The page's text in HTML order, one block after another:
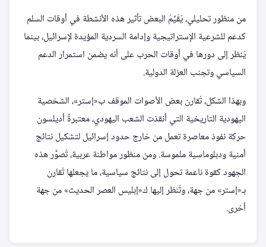
من منظور تحليلي، يُقَيِّمُ البعض تأثير هذه الأنشطة في أوقات السلم
كدعم للشرعية الإستراتيجية وإدامة السردية المؤيدة لإسرائيل، بينما
يُنظر إلى دورها في أوقات الحرب على أنه يضمن استمرار الدعم
السياسي وتجنب العزلة الدولية.
وبهذا الشكل، تُقارن بعض الأصوات الموقف ب«إستر»، الشخصية
اليهودية التاريخية التي أنقذت الشعب اليهودي، معتبرةً أديلسون
حركة نفوذ معاصرة تعمل من خارج حدود إسرائيل لتشكيل نتائج
أمنية ودبلوماسية ملموسة. ومن منظور مواطنة عربية، تُصوَّر هذه
الجهود كقوة ناعمة تحول إلى نتائج سياسية، ما يجعلها تُقارن
بـ«إستر» من جهة، وتُنظر إليها ك«إبليس العصر الحديث» من جهة
أخرى.